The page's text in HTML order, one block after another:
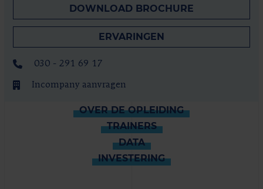
DOWNLOAD BROCHURE
ERVARINGEN
030 - 291 69 17
Incompany aanvragen
OVER DE OPLEIDING
TRAINERS
DATA
INVESTERING